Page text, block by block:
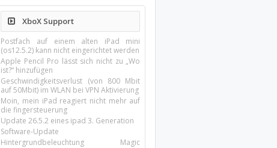
XboX Support
Postfach auf einem alten iPad mini
(os12.5.2) kann nicht eingerichtet werden
Apple Pencil Pro lässt sich nicht zu „Wo
ist?“ hinzufügen
Geschwindigkeitsverlust (von 800 Mbit
auf 50Mbit) im WLAN bei VPN Aktivierung
Moin, mein iPad reagiert nicht mehr auf
die fingersteuerung
Update 26.5.2 eines ipad 3. Generation
Software-Update
Hintergrundbeleuchtung Magic